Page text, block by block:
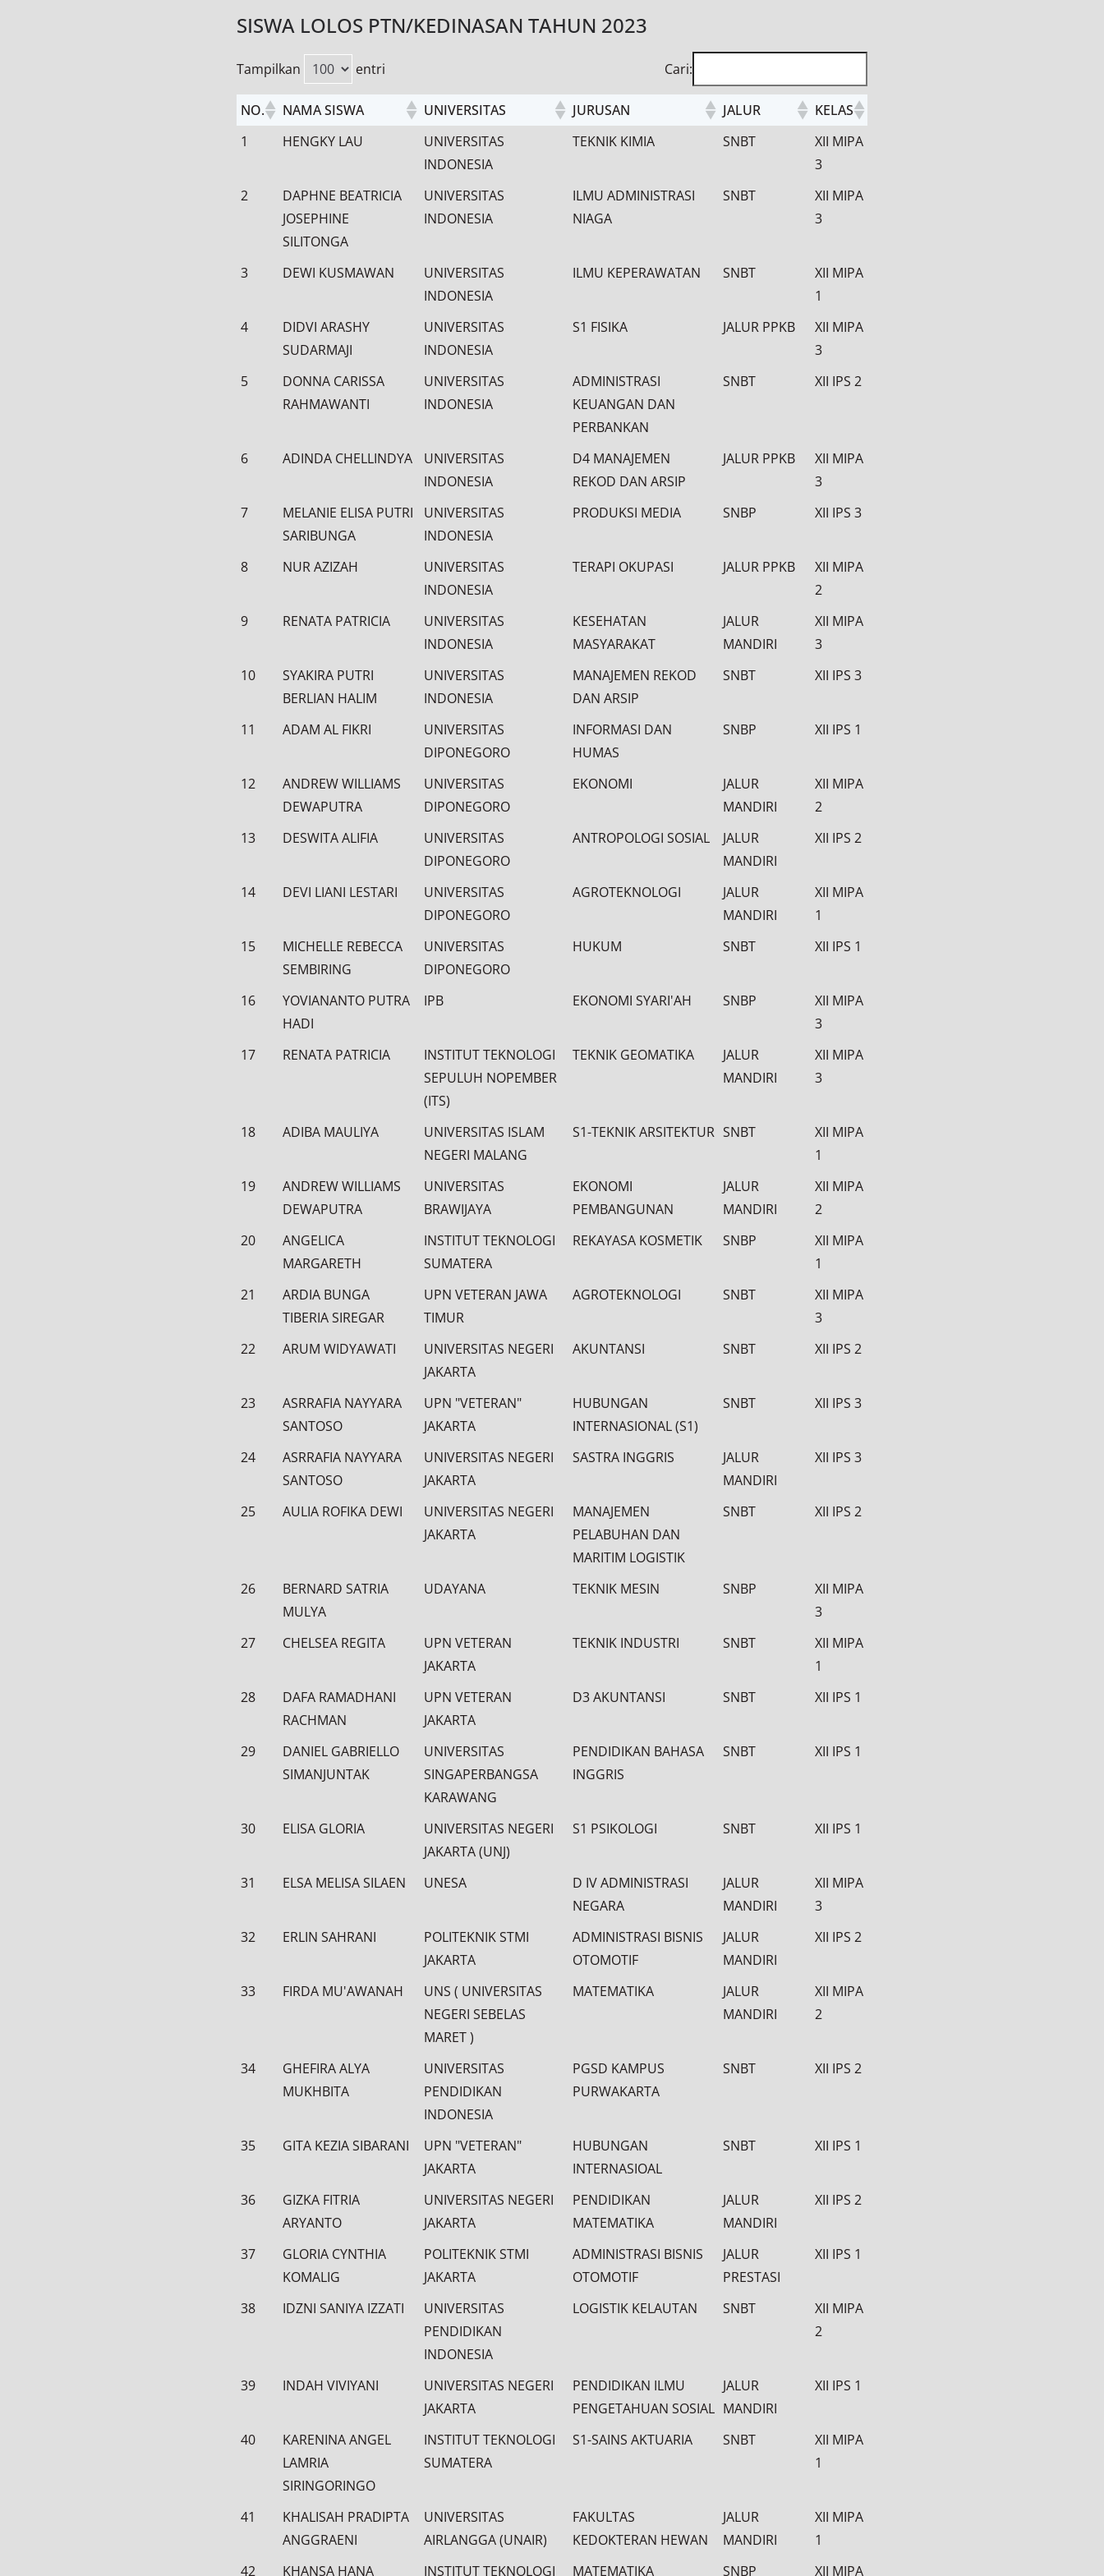
SISWA LOLOS PTN/KEDINASAN TAHUN 2023
Tampilkan entri Cari:
NO. NAMA SISWA UNIVERSITAS JURUSAN JALUR
KELAS
NO.
NAMA SISWA UNIVERSITAS JURUSAN JALUR KELAS
1 HENGKY LAU
UNIVERSITAS
INDONESIA
TEKNIK KIMIA SNBT
XII MIPA
3
2
DAPHNE BEATRICIA
JOSEPHINE
SILITONGA
UNIVERSITAS
INDONESIA
ILMU ADMINISTRASI
NIAGA
SNBT
XII MIPA
3
3 DEWI KUSMAWAN
UNIVERSITAS
INDONESIA
ILMU KEPERAWATAN SNBT
XII MIPA
1
4
DIDVI ARASHY
SUDARMAJI
UNIVERSITAS
INDONESIA
S1 FISIKA JALUR PPKB
XII MIPA
3
5
DONNA CARISSA
RAHMAWANTI
UNIVERSITAS
INDONESIA
ADMINISTRASI
KEUANGAN DAN
PERBANKAN
SNBT XII IPS 2
6 ADINDA CHELLINDYA
UNIVERSITAS
INDONESIA
D4 MANAJEMEN
REKOD DAN ARSIP
JALUR PPKB
XII MIPA
3
7
MELANIE ELISA PUTRI
SARIBUNGA
UNIVERSITAS
INDONESIA
PRODUKSI MEDIA SNBP XII IPS 3
8 NUR AZIZAH
UNIVERSITAS
INDONESIA
TERAPI OKUPASI JALUR PPKB
XII MIPA
2
9
RENATA PATRICIA
UNIVERSITAS
INDONESIA
KESEHATAN
MASYARAKAT
JALUR
MANDIRI
XII MIPA
3
10
SYAKIRA PUTRI
BERLIAN HALIM
UNIVERSITAS
INDONESIA
MANAJEMEN REKOD
DAN ARSIP
SNBT XII IPS 3
11 ADAM AL FIKRI
UNIVERSITAS
DIPONEGORO
INFORMASI DAN
HUMAS
SNBP XII IPS 1
12
ANDREW WILLIAMS
DEWAPUTRA
UNIVERSITAS
DIPONEGORO
EKONOMI
JALUR
MANDIRI
XII MIPA
2
13
DESWITA ALIFIA
UNIVERSITAS
DIPONEGORO
ANTROPOLOGI SOSIAL
JALUR
MANDIRI
XII IPS 2
14 DEVI LIANI LESTARI
UNIVERSITAS
DIPONEGORO
AGROTEKNOLOGI
JALUR
MANDIRI
XII MIPA
1
15
MICHELLE REBECCA
SEMBIRING
UNIVERSITAS
DIPONEGORO
HUKUM SNBT XII IPS 1
16
YOVIANANTO PUTRA
HADI
IPB EKONOMI SYARI'AH SNBP
XII MIPA
3
17
RENATA PATRICIA
INSTITUT TEKNOLOGI
SEPULUH NOPEMBER
(ITS)
TEKNIK GEOMATIKA
JALUR
MANDIRI
XII MIPA
3
18 ADIBA MAULIYA
UNIVERSITAS ISLAM
NEGERI MALANG
S1-TEKNIK ARSITEKTUR SNBT
XII MIPA
1
19
ANDREW WILLIAMS
DEWAPUTRA
UNIVERSITAS
BRAWIJAYA
EKONOMI
PEMBANGUNAN
JALUR
MANDIRI
XII MIPA
2
20
ANGELICA
MARGARETH
INSTITUT TEKNOLOGI
SUMATERA
REKAYASA KOSMETIK SNBP
XII MIPA
1
21
ARDIA BUNGA
TIBERIA SIREGAR
UPN VETERAN JAWA
TIMUR
AGROTEKNOLOGI SNBT
XII MIPA
3
22
ARUM WIDYAWATI
UNIVERSITAS NEGERI
JAKARTA
AKUNTANSI SNBT XII IPS 2
23
ASRRAFIA NAYYARA
SANTOSO
UPN "VETERAN"
JAKARTA
HUBUNGAN
INTERNASIONAL (S1)
SNBT XII IPS 3
24
ASRRAFIA NAYYARA
SANTOSO
UNIVERSITAS NEGERI
JAKARTA
SASTRA INGGRIS
JALUR
MANDIRI
XII IPS 3
25 AULIA ROFIKA DEWI
UNIVERSITAS NEGERI
JAKARTA
MANAJEMEN
PELABUHAN DAN
MARITIM LOGISTIK
SNBT XII IPS 2
26
BERNARD SATRIA
MULYA
UDAYANA TEKNIK MESIN SNBP
XII MIPA
3
27
CHELSEA REGITA
UPN VETERAN
JAKARTA
TEKNIK INDUSTRI SNBT
XII MIPA
1
28
DAFA RAMADHANI
RACHMAN
UPN VETERAN
JAKARTA
D3 AKUNTANSI SNBT XII IPS 1
29
DANIEL GABRIELLO
SIMANJUNTAK
UNIVERSITAS
SINGAPERBANGSA
KARAWANG
PENDIDIKAN BAHASA
INGGRIS
SNBT XII IPS 1
30 ELISA GLORIA
UNIVERSITAS NEGERI
JAKARTA (UNJ)
S1 PSIKOLOGI SNBT XII IPS 1
31 ELSA MELISA SILAEN UNESA
D IV ADMINISTRASI
NEGARA
JALUR
MANDIRI
XII MIPA
3
32
ERLIN SAHRANI
POLITEKNIK STMI
JAKARTA
ADMINISTRASI BISNIS
OTOMOTIF
JALUR
MANDIRI
XII IPS 2
33 FIRDA MU'AWANAH
UNS ( UNIVERSITAS
NEGERI SEBELAS
MARET )
MATEMATIKA
JALUR
MANDIRI
XII MIPA
2
34
GHEFIRA ALYA
MUKHBITA
UNIVERSITAS
PENDIDIKAN
INDONESIA
PGSD KAMPUS
PURWAKARTA
SNBT XII IPS 2
35 GITA KEZIA SIBARANI
UPN "VETERAN"
JAKARTA
HUBUNGAN
INTERNASIOAL
SNBT XII IPS 1
36
GIZKA FITRIA
ARYANTO
UNIVERSITAS NEGERI
JAKARTA
PENDIDIKAN
MATEMATIKA
JALUR
MANDIRI
XII IPS 2
37
GLORIA CYNTHIA
KOMALIG
POLITEKNIK STMI
JAKARTA
ADMINISTRASI BISNIS
OTOMOTIF
JALUR
PRESTASI
XII IPS 1
38 IDZNI SANIYA IZZATI
UNIVERSITAS
PENDIDIKAN
INDONESIA
LOGISTIK KELAUTAN SNBT
XII MIPA
2
39 INDAH VIVIYANI
UNIVERSITAS NEGERI
JAKARTA
PENDIDIKAN ILMU
PENGETAHUAN SOSIAL
JALUR
MANDIRI
XII IPS 1
40
KARENINA ANGEL
LAMRIA
SIRINGORINGO
INSTITUT TEKNOLOGI
SUMATERA
S1-SAINS AKTUARIA SNBT
XII MIPA
1
41
KHALISAH PRADIPTA
ANGGRAENI
UNIVERSITAS
AIRLANGGA (UNAIR)
FAKULTAS
KEDOKTERAN HEWAN
JALUR
MANDIRI
XII MIPA
1
42
KHANSA HANA INSTITUT TEKNOLOGI MATEMATIKA SNBP XII MIPA